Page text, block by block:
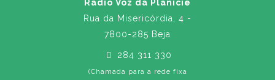
Rádio Voz da Planície
Rua da Misericórdia, 4 -
7800-285 Beja
284 311 330
(Chamada para a rede fixa